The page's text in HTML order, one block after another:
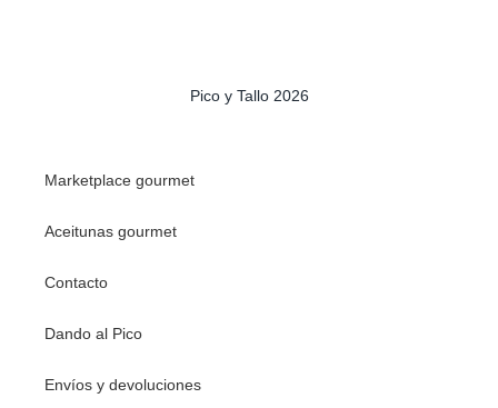
Pico y Tallo 2026
Marketplace gourmet
Aceitunas gourmet
Contacto
Dando al Pico
Envíos y devoluciones